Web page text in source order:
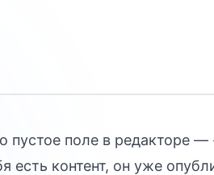
пустое поле в редакторе —
есть контент, он уже